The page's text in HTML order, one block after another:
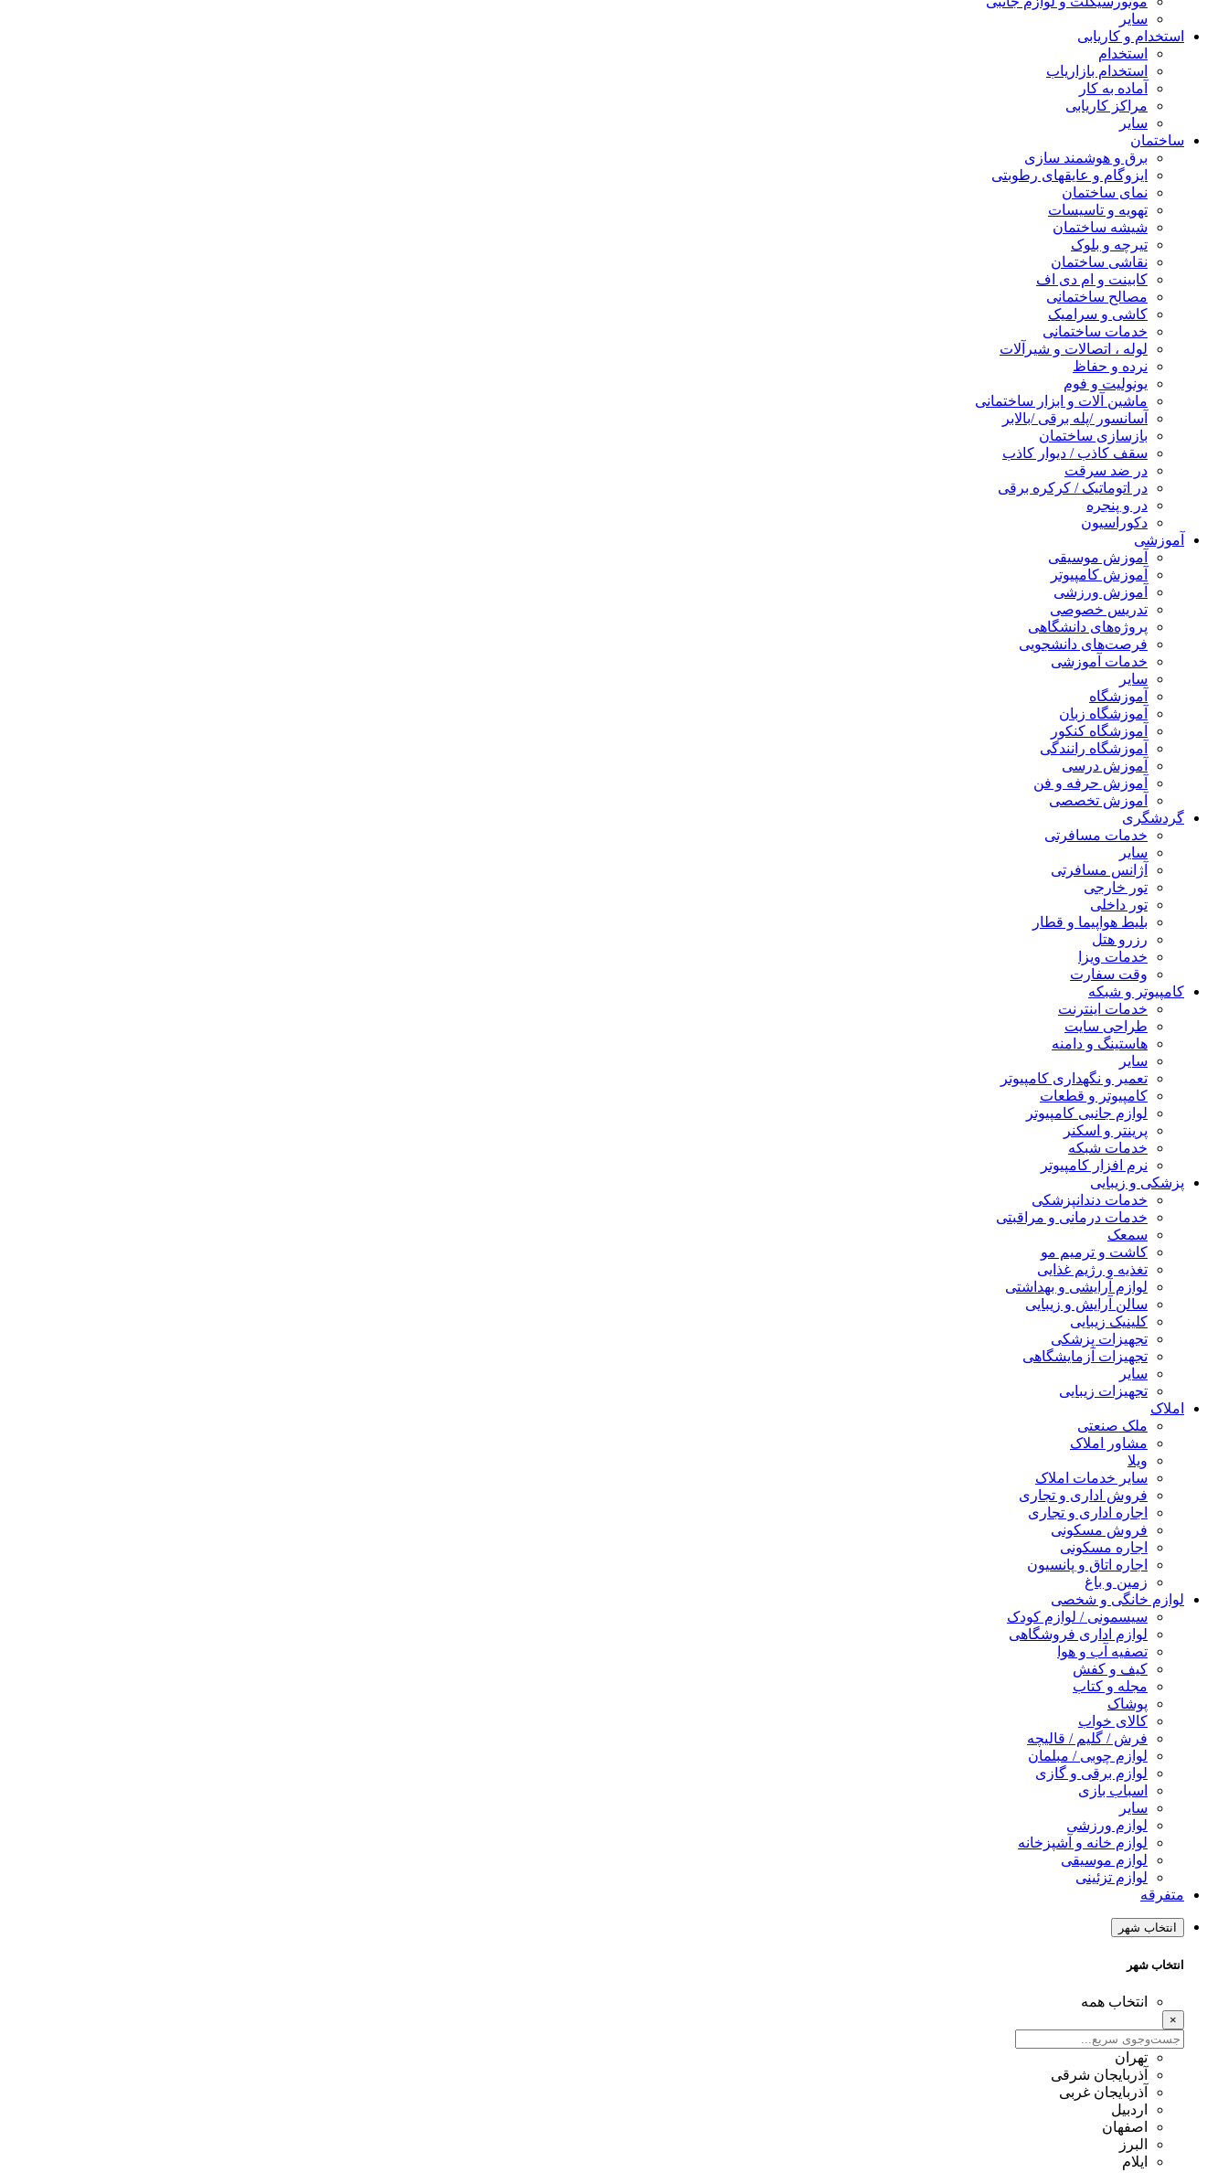
سایر
استخدام و کاریابی
استخدام
استخدام بازاریاب
آماده به کار
مراکز کاریابی
سایر
ساختمان
برق و هوشمند سازی
ایزوگام و عایقهای رطوبتی
نمای ساختمان
تهویه و تاسیسات
شیشه ساختمان
تیرچه و بلوک
نقاشی ساختمان
کابینت و ام دی اف
مصالح ساختمانی
کاشی و سرامیک
خدمات ساختمانی
لوله ، اتصالات و شیرآلات
نرده و حفاظ
یونولیت و فوم
ماشین آلات و ابزار ساختمانی
آسانسور /پله برقی /بالابر
بازسازی ساختمان
سقف کاذب / دیوار کاذب
در ضد سرقت
در اتوماتیک / کرکره برقی
در و پنجره
دکوراسیون
آموزشی
آموزش موسیقی
آموزش کامپیوتر
آموزش ورزشی
تدریس خصوصی
پروژه‌های دانشگاهی
فرصت‌های دانشجویی
خدمات آموزشی
سایر
آموزشگاه
آموزشگاه زبان
آموزشگاه کنکور
آموزشگاه رانندگی
آموزش درسی
آموزش حرفه و فن
آموزش تخصصی
گردشگری
خدمات مسافرتی
سایر
آژانس مسافرتی
تور خارجی
تور داخلی
بلیط هواپیما و قطار
رزرو هتل
خدمات ویزا
وقت سفارت
کامپیوتر و شبکه
خدمات اینترنت
طراحی سایت
هاستینگ و دامنه
سایر
تعمیر و نگهداری کامپیوتر
کامپیوتر و قطعات
لوازم جانبی کامپیوتر
پرینتر و اسکنر
خدمات شبکه
نرم افزار کامپیوتر
پزشکی و زیبایی
خدمات دندانپزشکی
خدمات درمانی و مراقبتی
سمعک
کاشت و ترمیم مو
تغذیه و رژیم غذایی
لوازم آرایشی و بهداشتی
سالن آرایش و زیبایی
کلینیک زیبایی
تجهیزات پزشکی
تجهیزات آزمایشگاهی
سایر
تجهیزات زیبایی
املاک
ملک صنعتی
مشاور املاک
ویلا
سایر خدمات املاک
فروش اداری و تجاری
اجاره اداری و تجاری
فروش مسکونی
اجاره مسکونی
اجاره اتاق و پانسیون
زمین و باغ
لوازم خانگی و شخصی
سیسمونی / لوازم کودک
لوازم اداری فروشگاهی
تصفیه آب و هوا
کیف و کفش
مجله و کتاب
پوشاک
کالای خواب
فرش / گلیم / قالیچه
لوازم چوبی / مبلمان
لوازم برقی و گازی
اسباب بازی
سایر
لوازم ورزشی
لوازم خانه و آشپزخانه
لوازم موسیقی
لوازم تزئینی
متفرقه
انتخاب شهر
انتخاب شهر
انتخاب همه
×
تهران
آذربایجان شرقی
آذربایجان غربی
اردبیل
اصفهان
البرز
ایلام